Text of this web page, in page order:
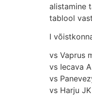
alistamine
tablool
I
vs Vaprus
vs Iecava
vs
vs Harju JK